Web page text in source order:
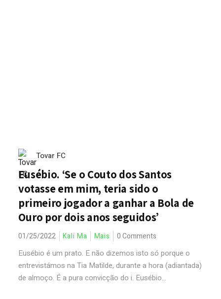
Tovar FC
Eusébio. ‘Se o Couto dos Santos
votasse em mim, teria sido o
primeiro jogador a ganhar a Bola de
Ouro por dois anos seguidos’
01/25/2022 Kali Ma Mais 0 Comments
Eusébio é um prato. E não dizemos isto só porque o
entrevistámos na Tia Matilde, durante a hora (adiantada)
de almoço. É a pura convicção do i. Eusébio...